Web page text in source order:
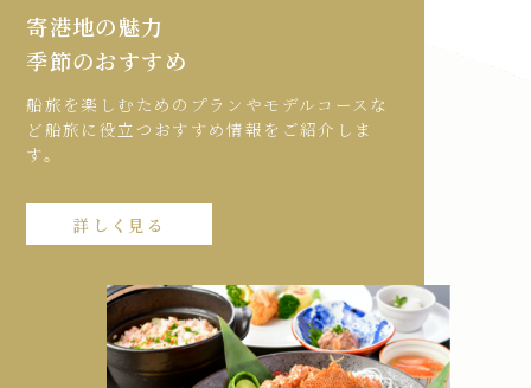
寄港地の魅力
季節のおすすめ
船旅を楽しむためのプランやモデルコースな
ど船旅に役立つおすすめ情報をご紹介しま
す。
詳しく見る